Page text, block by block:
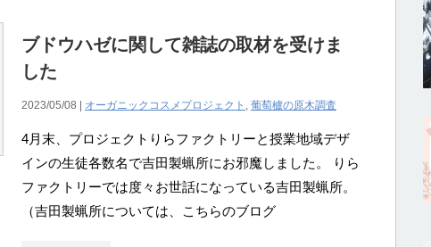
ブドウハゼに関して雑誌の取材を受けま
した
2023/05/08 | オーガニックコスメプロジェクト , 葡萄櫨の原木調査
4月末、プロジェクトりらファクトリーと授業地域デザ
インの生徒各数名で吉田製蝋所にお邪魔しました。 りら
ファクトリーでは度々お世話になっている吉田製蝋所。
（吉田製蝋所については、こちらのブログ